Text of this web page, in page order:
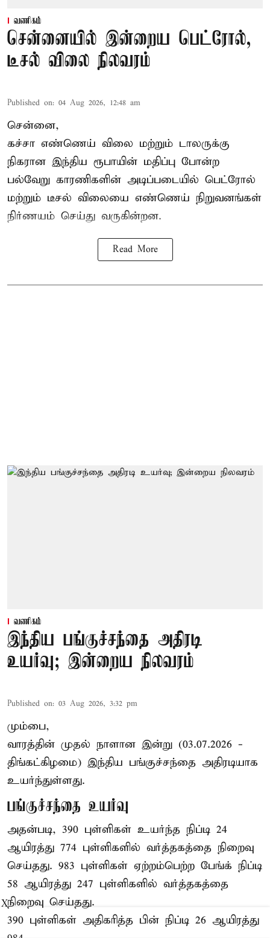
வணிகம்
சென்னையில் இன்றைய பெட்ரோல்,
டீசல் விலை நிலவரம்
Published on: 04 Aug 2026, 12:48 am
சென்னை,
கச்சா எண்ணெய் விலை மற்றும் டாலருக்கு
நிகரான இந்திய ரூபாயின் மதிப்பு போன்ற
பல்வேறு காரணிகளின் அடிப்படையில் பெட்ரோல்
மற்றும் டீசல் விலையை எண்ணெய் நிறுவனங்கள்
நிர்ணயம் செய்து வருகின்றன.
Read More
வணிகம்
இந்திய பங்குச்சந்தை அதிரடி
உயர்வு; இன்றைய நிலவரம்
Published on: 03 Aug 2026, 3:32 pm
மும்பை,
வாரத்தின் முதல் நாளான இன்று (03.07.2026 -
திங்கட்கிழமை) இந்திய பங்குச்சந்தை அதிரடியாக
உயர்ந்துள்ளது.
பங்குச்சந்தை உயர்வு
அதன்படி, 390 புள்ளிகள் உயர்ந்த நிப்டி 24
ஆயிரத்து 774 புள்ளிகளில் வர்த்தகத்தை நிறைவு
செய்தது. 983 புள்ளிகள் ஏற்றம்பெற்ற பேங்க் நிப்டி
58 ஆயிரத்து 247 புள்ளிகளில் வர்த்தகத்தை
நிறைவு செய்தது.
390 புள்ளிகள் அதிகரித்த பின் நிப்டி 26 ஆயிரத்து
X